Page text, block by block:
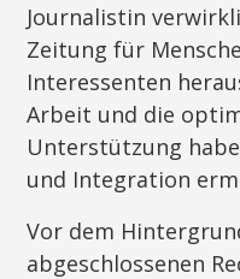
Journalistin
Zeitung für
Interessenten
Arbeit und die
Unterstützung
und Integration
Vor dem
abgeschlossenen